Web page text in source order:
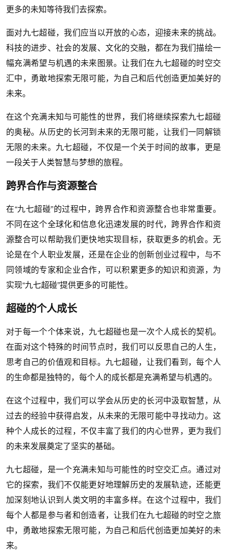
更多的未知等待我们去探索。
面对九七超碰，我们应当以开放的心态，迎接未来的挑战。
科技的进步、社会的发展、文化的交融，都在为我们描绘一
幅充满希望与机遇的未来图景。让我们在九七超碰的时空交
汇中，勇敢地探索无限可能，为自己和后代创造更加美好的
未来。
在这个充满未知与可能性的世界，我们将继续探索九七超碰
的奥秘。从历史的长河到未来的无限可能，让我们一同解锁
无限的未来。九七超碰，不仅是一个关于时间的故事，更是
一段关于人类智慧与梦想的旅程。
跨界合作与资源整合
在“九七超碰”的过程中，跨界合作和资源整合也非常重要。
不同在这个全球化和信息化迅速发展的时代，跨界合作和资
源整合可以帮助我们更快地实现目标，获取更多的机会。无
论是在个人职业发展，还是在企业的创新创业过程中，与不
同领域的专家和企业合作，可以积累更多的知识和资源，为
实现“九七超碰”提供更多的可能性。
超碰的个人成长
对于每一个个体来说，九七超碰也是一次个人成长的契机。
在面对这个特殊的时间节点时，我们可以反思自己的人生，
思考自己的价值观和目标。九七超碰，让我们看到，每个人
的生命都是独特的，每个人的成长都是充满希望与机遇的。
在这个过程中，我们可以学会从历史的长河中汲取智慧，从
过去的经验中获得启发，从未来的无限可能中寻找动力。这
种个人成长的过程，不仅丰富了我们的内心世界，更为我们
的未来发展奠定了坚实的基础。
九七超碰，是一个充满未知与可能性的时空交汇点。通过对
它的探索，我们不仅能更好地理解历史的发展轨迹，还能更
加深刻地认识到人类文明的丰富多样。在这个过程中，我们
每个人都是参与者和创造者，让我们在九七超碰的时空之旅
中，勇敢地探索无限可能，为自己和后代创造更加美好的未
来。